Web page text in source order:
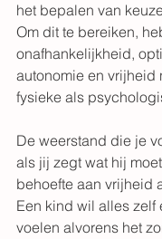
het bepalen van
Om dit te bereiken,
onafhankelijkheid,
autonomie en vrijheid
fysieke als
De weerstand die je
als jij zegt wat hij
behoefte aan vrijheid
Een kind wil alles zelf
voelen alvorens het